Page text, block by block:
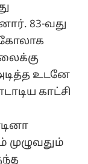
83-வது
கோலாக
உடனே
காட்சி